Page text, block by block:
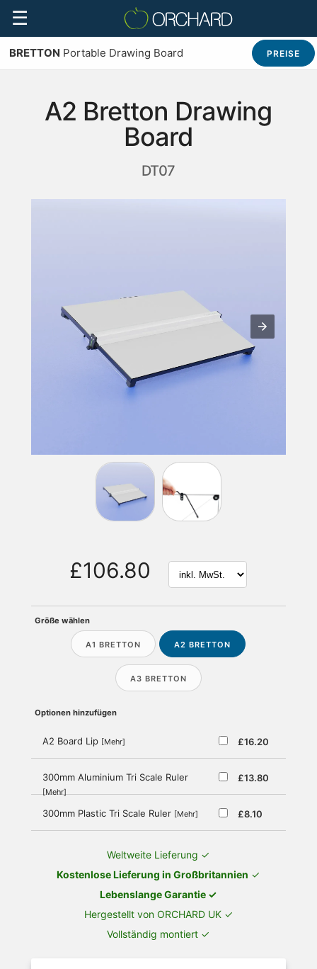
☰
BRETTON Portable Drawing Board PREISE
A2 Bretton Drawing
Board
DT07
£106.80
Größe wählen
A1 BRETTON A2 BRETTON
A3 BRETTON
Optionen hinzufügen
£16.20
A2 Board Lip [Mehr]
£13.80
300mm Aluminium Tri Scale Ruler
[Mehr]
£8.10
300mm Plastic Tri Scale Ruler [Mehr]
Weltweite Lieferung ✓
Kostenlose Lieferung in Großbritannien ✓
Lebenslange Garantie ✓
Hergestellt von ORCHARD UK ✓
Vollständig montiert ✓